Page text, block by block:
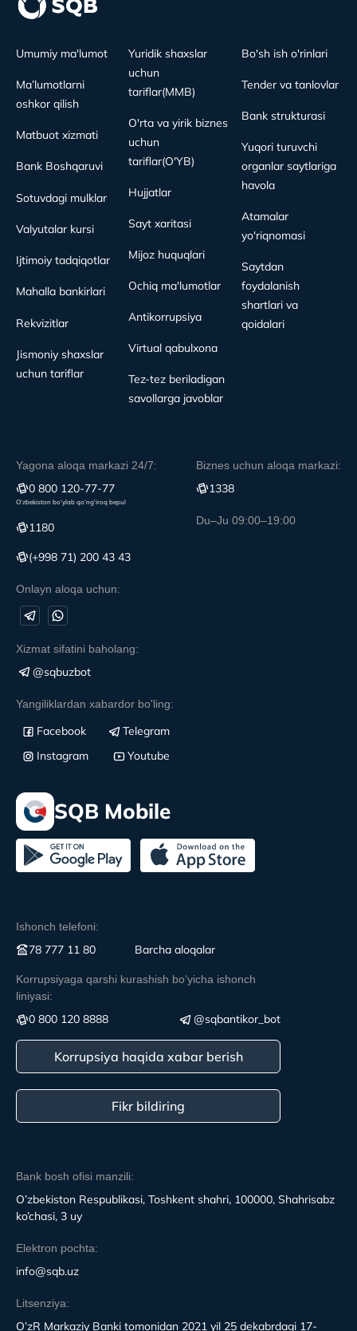
Bank bosh ofisi manzili:
O’zbekiston Respublikasi, Toshkent shahri, 100000, Shahrisabz
ko’chasi, 3 uy
Elektron pochta:
info@sqb.uz
Litsenziya:
O’zR Markaziy Banki tomonidan 2021 yil 25 dekabrdagi 17-
Umumiy ma'lumot
Ma’lumotlarni
oshkor qilish
Matbuot xizmati
Bank Boshqaruvi
Sotuvdagi mulklar
Valyutalar kursi
Ijtimoiy tadqiqotlar
Mahalla bankirlari
Rekvizitlar
Jismoniy shaxslar
uchun tariflar
Yuridik shaxslar
uchun
tariflar(MMB)
O'rta va yirik biznes
uchun
tariflar(O'YB)
Hujjatlar
Sayt xaritasi
Mijoz huquqlari
Ochiq ma'lumotlar
Antikorrupsiya
Virtual qabulxona
Tez-tez beriladigan
savollarga javoblar
Bo'sh ish o'rinlari
Tender va tanlovlar
Bank strukturasi
Yuqori turuvchi
organlar saytlariga
havola
Atamalar
yo'riqnomasi
Saytdan
foydalanish
shartlari va
qoidalari
Yagona aloqa markazi 24/7:
0 800 120-77-77
O‘zbekiston bo‘ylab qo‘ng‘iroq bepul
1180
(+998 71) 200 43 43
Onlayn aloqa uchun:
Biznes uchun aloqa markazi:
1338
Du–Ju 09:00–19:00
Xizmat sifatini baholang:
@sqbuzbot
Yangiliklardan xabardor bo'ling:
Facebook
Telegram
Instagram
Youtube
SQB Mobile
Ishonch telefoni:
78 777 11 80 Вarcha aloqalar
Korrupsiyaga qarshi kurashish boʻyicha ishonch
liniyasi:
0 800 120 8888 @sqbantikor_bot
Korrupsiya haqida xabar berish
Fikr bildiring